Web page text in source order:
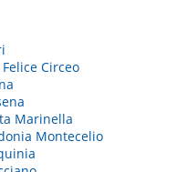
Circeo
Marinella
Montecelio